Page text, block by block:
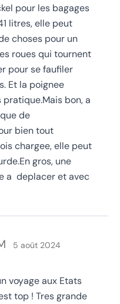
pour les bagages
litres, elle peut
choses pour un
roues qui tournent
pour se faufiler
Et la poignee
bon, a
de
bien tout
chargee, elle peut
gros, une
a deplacer et avec
5 août 2024
voyage aux Etats
top ! Tres grande